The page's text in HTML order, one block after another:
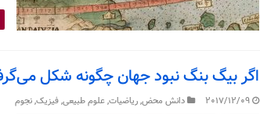
اگر بیگ بنگ نبود جهان چگونه شکل
2017/12/09 دانش محض,ریاضیات,علوم طبیعی,فیزیک,نجوم